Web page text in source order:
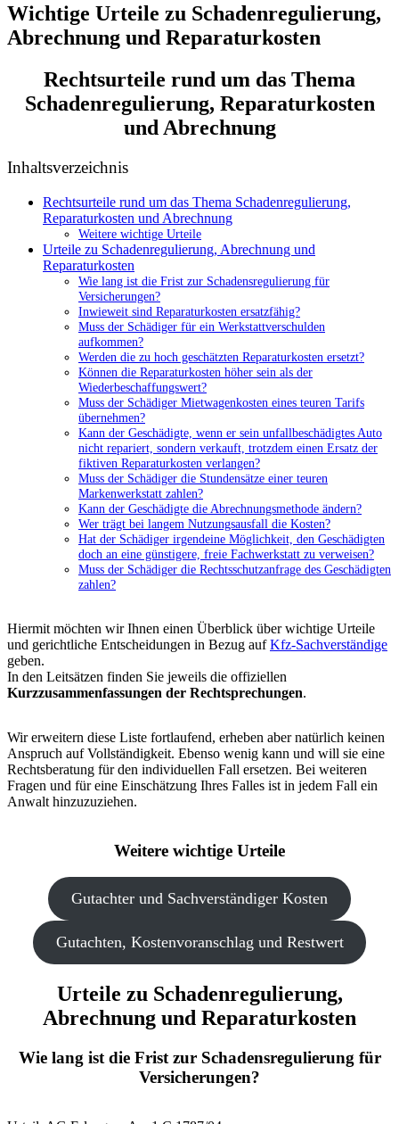
Wichtige Urteile zu Schadenregulierung,
Abrechnung und Reparaturkosten
Rechtsurteile rund um das Thema
Schadenregulierung, Reparaturkosten
und Abrechnung
Inhaltsverzeichnis
Rechtsurteile rund um das Thema Schadenregulierung,
Reparaturkosten und Abrechnung
Weitere wichtige Urteile
Urteile zu Schadenregulierung, Abrechnung und
Reparaturkosten
Wie lang ist die Frist zur Schadensregulierung für
Versicherungen?
Inwieweit sind Reparaturkosten ersatzfähig?
Muss der Schädiger für ein Werkstattverschulden
aufkommen?
Werden die zu hoch geschätzten Reparaturkosten ersetzt?
Können die Reparaturkosten höher sein als der
Wiederbeschaffungswert?
Muss der Schädiger Mietwagenkosten eines teuren Tarifs
übernehmen?
Kann der Geschädigte, wenn er sein unfallbeschädigtes Auto
nicht repariert, sondern verkauft, trotzdem einen Ersatz der
fiktiven Reparaturkosten verlangen?
Muss der Schädiger die Stundensätze einer teuren
Markenwerkstatt zahlen?
Kann der Geschädigte die Abrechnungsmethode ändern?
Wer trägt bei langem Nutzungsausfall die Kosten?
Hat der Schädiger irgendeine Möglichkeit, den Geschädigten
doch an eine günstigere, freie Fachwerkstatt zu verweisen?
Muss der Schädiger die Rechtsschutzanfrage des Geschädigten
zahlen?
Hiermit möchten wir Ihnen einen Überblick über wichtige Urteile
und gerichtliche Entscheidungen in Bezug aufKfz-Sachverständige
geben.
In den Leitsätzen finden Sie jeweils die offiziellen
Kurzzusammenfassungen der Rechtsprechungen.
Wir erweitern diese Liste fortlaufend, erheben aber natürlich keinen
Anspruch auf Vollständigkeit. Ebenso wenig kann und will sie eine
Rechtsberatung für den individuellen Fall ersetzen. Bei weiteren
Fragen und für eine Einschätzung Ihres Falles ist in jedem Fall ein
Anwalt hinzuzuziehen.
Weitere wichtige Urteile
Gutachter und Sachverständiger Kosten
Gutachten, Kostenvoranschlag und Restwert
Urteile zu Schadenregulierung,
Abrechnung und Reparaturkosten
Wie lang ist die Frist zur Schadensregulierung für
Versicherungen?